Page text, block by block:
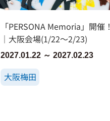
「PERSONA Memoria」開催！
｜大阪会場(1/22～2/23)
2027.01.22 ～ 2027.02.23
大阪梅田